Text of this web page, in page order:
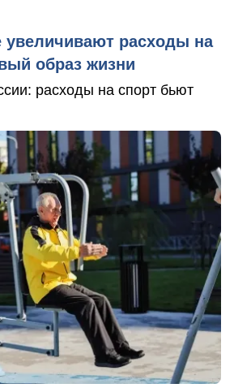
увеличивают расходы на
образ жизни
расходы на спорт бьют